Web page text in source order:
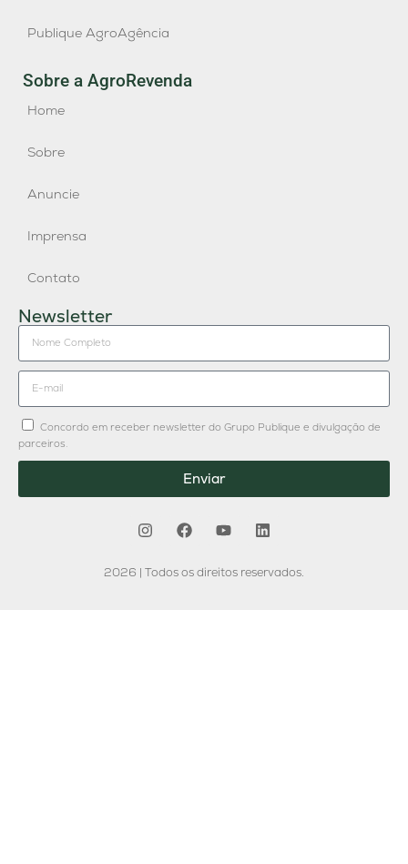
Publique AgroAgência
Sobre a AgroRevenda
Home
Sobre
Anuncie
Imprensa
Contato
Newsletter
Concordo em receber newsletter do Grupo Publique e divulgação de
parceiros.
Enviar
2026 | Todos os direitos reservados.